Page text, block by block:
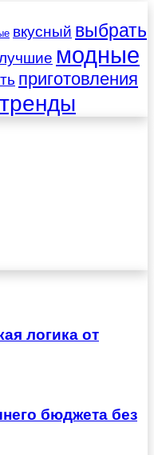
вкусный выбрать
модные
приготовления
тренды
логика от
бюджета без